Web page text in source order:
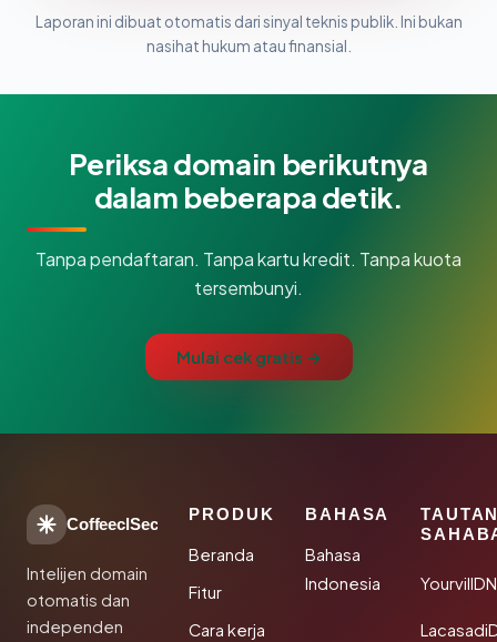
Laporan ini dibuat otomatis dari sinyal teknis publik. Ini bukan
nasihat hukum atau finansial.
Periksa domain berikutnya
dalam beberapa detik.
Tanpa pendaftaran. Tanpa kartu kredit. Tanpa kuota
tersembunyi.
Mulai cek gratis →
CoffeeclSec
Intelijen domain
otomatis dan
independen
PRODUK
Beranda
Fitur
Cara kerja
BAHASA
Bahasa
Indonesia